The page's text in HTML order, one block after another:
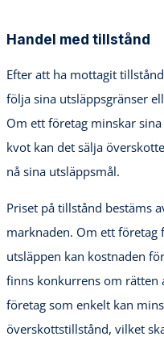
Handel med tillstånd
Efter att ha mottagit
följa sina utsläppsgränser
Om ett företag minskar
kvot kan det sälja
nå sina utsläppsmål.
Priset på tillstånd bestäms
marknaden. Om ett
utsläppen kan kostnaden
finns konkurrens om rätten
företag som enkelt kan
överskottstillstånd, vilket